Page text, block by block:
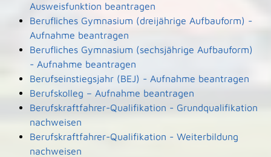
Ausweisfunktion beantragen
Berufliches Gymnasium (dreijährige Aufbauform) -
Aufnahme beantragen
Berufliches Gymnasium (sechsjährige Aufbauform)
- Aufnahme beantragen
Berufseinstiegsjahr (BEJ) - Aufnahme beantragen
Berufskolleg – Aufnahme beantragen
Berufskraftfahrer-Qualifikation - Grundqualifikation
nachweisen
Berufskraftfahrer-Qualifikation - Weiterbildung
nachweisen